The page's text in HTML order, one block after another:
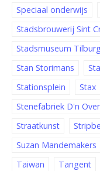
Speciaal onderwijs
Stadsbrouwerij Sint
Stadsmuseum Tilburg
Stan Storimans
Stationsplein
Stax
Stenefabriek D'n
Straatkunst
Suzan Mandemakers
Taiwan
Tangent